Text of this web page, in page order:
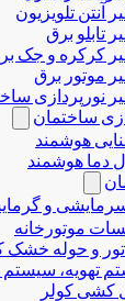
آنتن تلویزیون
تابلو برق
کرکره و جک
موتور برق
نورپردازی
ساختمان
هوشمند
دما هوشمند
و
موتورخانه
و حوله خشک
تهویه،
کشی کولر